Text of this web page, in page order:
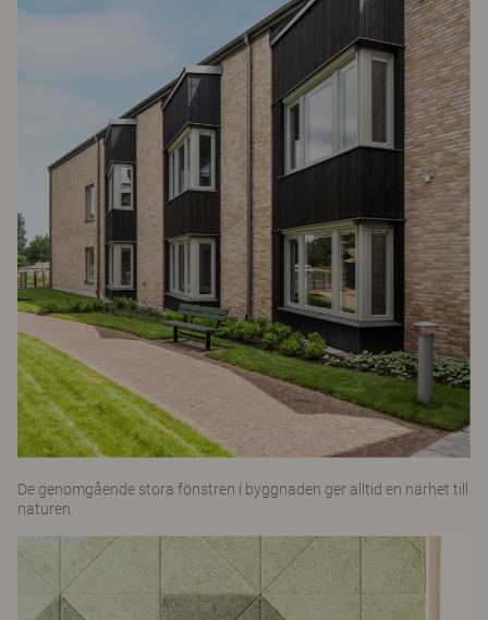
De genomgående stora fönstren i byggnaden ger alltid en närhet till
naturen.